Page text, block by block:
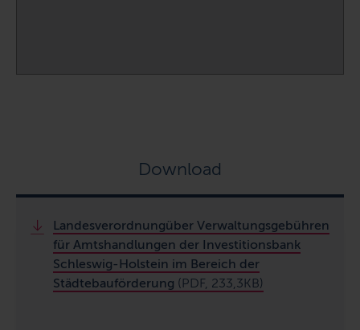
Download
Landesverordnungüber Verwaltungsgebühren
für Amtshandlungen der Investitionsbank
Schleswig-Holstein im Bereich der
Städtebauförderung (PDF, 233,3KB)